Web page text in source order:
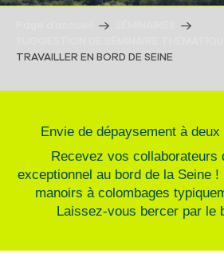
TRAVAILLER EN BORD DE SEINE
Envie de dépaysement à
Recevez vos collaborateurs
exceptionnel au bord de la Seine
manoirs à colombages
Laissez-vous bercer par le